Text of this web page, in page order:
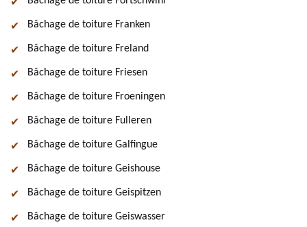
Bâchage de toiture Franken
Bâchage de toiture Freland
Bâchage de toiture Friesen
Bâchage de toiture Froeningen
Bâchage de toiture Fulleren
Bâchage de toiture Galfingue
Bâchage de toiture Geishouse
Bâchage de toiture Geispitzen
Bâchage de toiture Geiswasser